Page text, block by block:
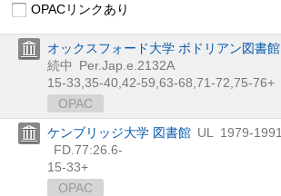
OPACリンクあり
オックスフォード大学 ボドリアン図書館
続中
Per.Jap.e.2132A
15-33, 35-40, 42-59, 63-68, 71-72, 75-76+
OPAC
ケンブリッジ大学 図書館 UL 1979-1991
FD.77:26.6-
15-33+
OPAC